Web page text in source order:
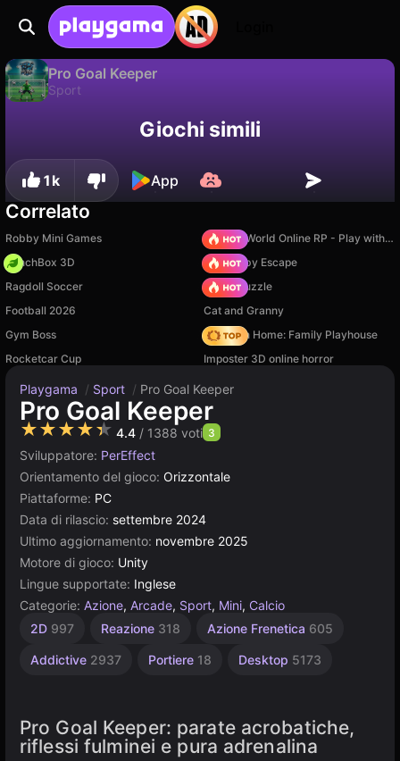
Pro Goal Keeper
Sport
Giochi simili
1k App
Correlato
Robby Mini Games
Sprunki World Online RP - Play with Friends!
PunchBox 3D
Your Obby Escape
Ragdoll Soccer
Arrow Puzzle
Football 2026
Cat and Granny
Gym Boss
My Town Home: Family Playhouse
Rocketcar Cup
Imposter 3D online horror
Playgama / Sport / Pro Goal Keeper
Pro Goal Keeper
★★★★★ 4.4 / 1388 voti 3
Sviluppatore: PerEffect
Orientamento del gioco: Orizzontale
Piattaforme: PC
Data di rilascio: settembre 2024
Ultimo aggiornamento: novembre 2025
Motore di gioco: Unity
Lingue supportate: Inglese
Categorie: Azione, Arcade, Sport, Mini, Calcio
2D 997 Reazione 318 Azione Frenetica 605
Addictive 2937 Portiere 18 Desktop 5173
Per 1
4131
Browser
Unity
3175
Azione
243
Pro Goal Keeper: parate acrobatiche,
riflessi fulminei e pura adrenalina